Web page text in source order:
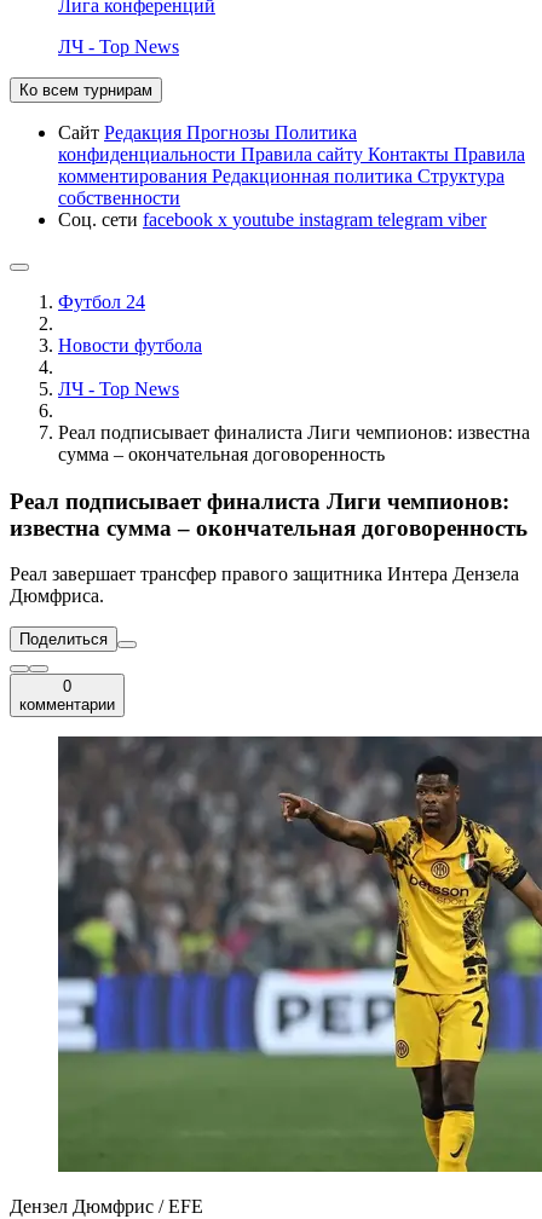
Лига конференций
ЛЧ - Top News
Ко всем турнирам
Сайт Редакция Прогнозы Политика
конфиденциальности Правила сайту Контакты Правила
комментирования Редакционная политика Структура
собственности
Соц. сети facebook x youtube instagram telegram viber
Футбол 24
Новости футбола
ЛЧ - Top News
Реал подписывает финалиста Лиги чемпионов: известна
сумма – окончательная договоренность
Реал подписывает финалиста Лиги чемпионов:
известна сумма – окончательная договоренность
Реал завершает трансфер правого защитника Интера Дензела
Дюмфриса.
Поделиться
0
комментарии
Дензел Дюмфрис / EFE